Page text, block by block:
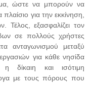
ώστε να μπορούν να
για την εκκίνηση,
Τέλος, εξασφαλίζει τον
σε πολλούς χρήστες
ανταγωνισμού μεταξύ
για κάθε νησίδα
δίκαιη και ισότιμη
με τους πόρους που